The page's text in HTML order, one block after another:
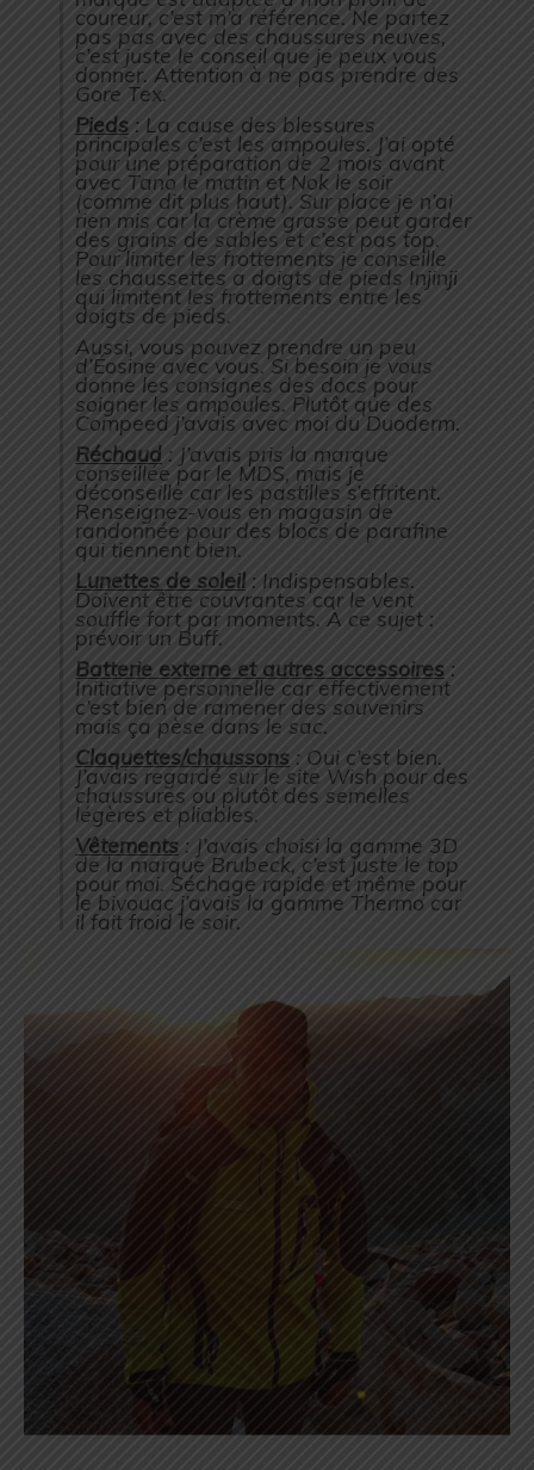
coureur, c’est m’a référence. Ne partez
pas pas avec des chaussures neuves,
c’est juste le conseil que je peux vous
donner. Attention à ne pas prendre des
Gore Tex.
Pieds : La cause des blessures
principales c’est les ampoules. J’ai opté
pour une préparation de 2 mois avant
avec Tano le matin et Nok le soir
(comme dit plus haut). Sur place je n’ai
rien mis car la crème grasse peut garder
des grains de sables et c’est pas top.
Pour limiter les frottements je conseille
les chaussettes a doigts de pieds Injinji
qui limitent les frottements entre les
doigts de pieds.
Aussi, vous pouvez prendre un peu
d’Éosine avec vous. Si besoin je vous
donne les consignes des docs pour
soigner les ampoules. Plutôt que des
Compeed j’avais avec moi du Duoderm.
Réchaud : J’avais pris la marque
conseillée par le MDS, mais je
déconseille car les pastilles s’effritent.
Renseignez-vous en magasin de
randonnée pour des blocs de parafine
qui tiennent bien.
Lunettes de soleil : Indispensables.
Doivent être couvrantes car le vent
souffle fort par moments. À ce sujet :
prévoir un Buff.
Batterie externe et autres accessoires :
Initiative personnelle car effectivement
c’est bien de ramener des souvenirs
mais ça pèse dans le sac.
Claquettes/chaussons : Oui c’est bien.
J’avais regardé sur le site Wish pour des
chaussures ou plutôt des semelles
légères et pliables.
Vêtements : J’avais choisi la gamme 3D
de la marque Brubeck, c’est juste le top
pour moi. Séchage rapide et même pour
le bivouac j’avais la gamme Thermo car
il fait froid le soir.